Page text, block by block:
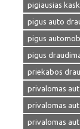
pigiausias
pigus auto
pigus
pigus
priekabos
privalomas
privalomas
privalomas